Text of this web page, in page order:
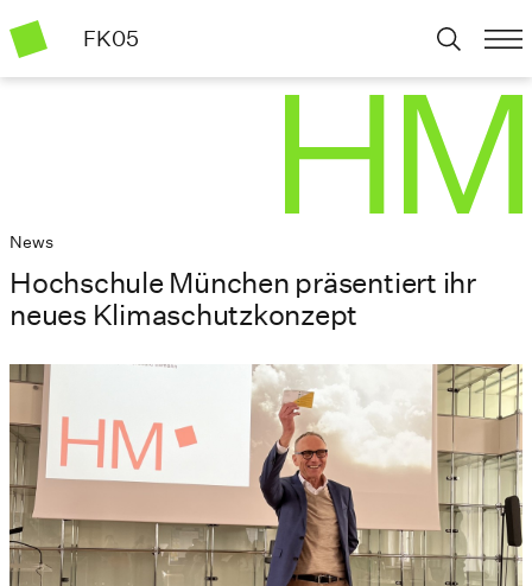
FK05
News
Hochschule München präsentiert ihr
neues Klimaschutzkonzept